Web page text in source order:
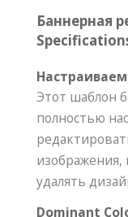
Баннерная
Этот шаблон
полностью
изображения,
удалять
Dominant